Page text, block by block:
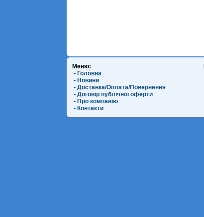
Меню:
• Головна
• Новини
• Доставка/Оплата/Повернення
• Договір публічної оферти
• Про компанію
• Контакти